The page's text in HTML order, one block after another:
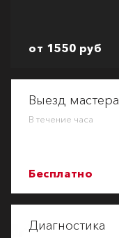
от 1550 руб
Выезд мастера
В течение часа
Бесплатно
Диагностика